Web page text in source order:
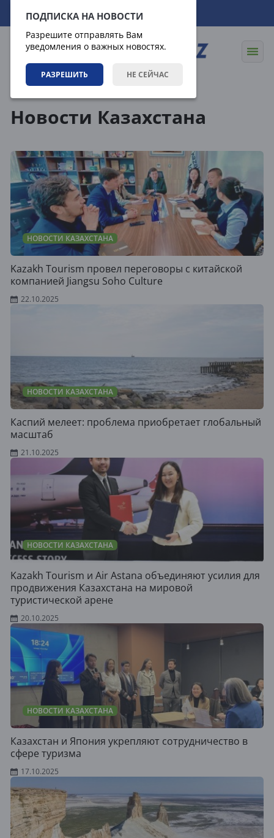
ПОДПИСКА НА НОВОСТИ
Разрешите отправлять Вам
уведомления о важных новостях.
РАЗРЕШИТЬ НЕ СЕЙЧАС
09.08.2026 00:09:00
Новости Казахстана
НОВОСТИ КАЗАХСТАНА
Kazakh Tourism провел переговоры с китайской
компанией Jiangsu Soho Culture
22.10.2025
НОВОСТИ КАЗАХСТАНА
Каспий мелеет: проблема приобретает глобальный
масштаб
21.10.2025
НОВОСТИ КАЗАХСТАНА
Kazakh Tourism и Air Astana объединяют усилия для
продвижения Казахстана на мировой
туристической арене
20.10.2025
НОВОСТИ КАЗАХСТАНА
Казахстан и Япония укрепляют сотрудничество в
сфере туризма
17.10.2025